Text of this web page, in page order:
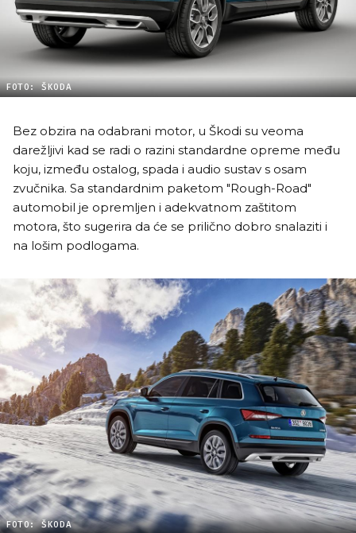
FOTO: ŠKODA
Bez obzira na odabrani motor, u Škodi su veoma
darežljivi kad se radi o razini standardne opreme među
koju, između ostalog, spada i audio sustav s osam
zvučnika. Sa standardnim paketom "Rough-Road"
automobil je opremljen i adekvatnom zaštitom
motora, što sugerira da će se prilično dobro snalaziti i
na lošim podlogama.
FOTO: ŠKODA